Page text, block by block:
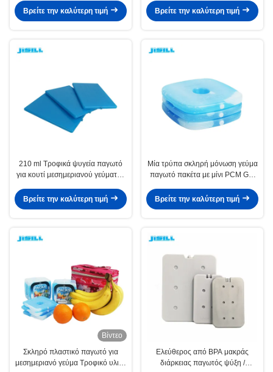
πακέτα για τρόφιμα κατεψυγμένα
Βρείτε την καλύτερη τιμή
για σπίτι για κατεψυγμένα τρόφιμα
Βρείτε την καλύτερη τιμή
210 ml Τροφικά ψυγεία παγωτό
για κουτί μεσημεριανού γεύματος
Βρείτε την καλύτερη τιμή
Μία τρύπα σκληρή μόνωση γεύμα
παγωτό πακέτα με μίνι PCM Gel
κατεψυγμένα
Βρείτε την καλύτερη τιμή
Βίντεο
Σκληρό πλαστικό παγωτό για
μεσημεριανό γεύμα Τροφικό υλικό
Ελεύθερος από BPA μακράς
διάρκειας παγωτός ψύξη /